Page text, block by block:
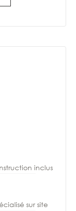
inclus
sur site